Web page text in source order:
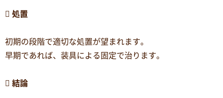
 処置
初期の段階で適切な処置が望まれます。
早期であれば、装具による固定で治ります。
 結論